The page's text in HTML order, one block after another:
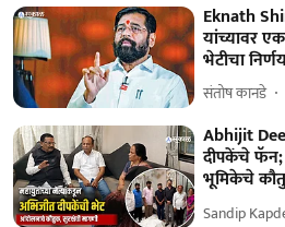
Eknath
यांच्यावर
भेटीचा
संतोष कानडे
Abhijit
दीपकेंचे फॅन;
भूमिकेचे
Sandip